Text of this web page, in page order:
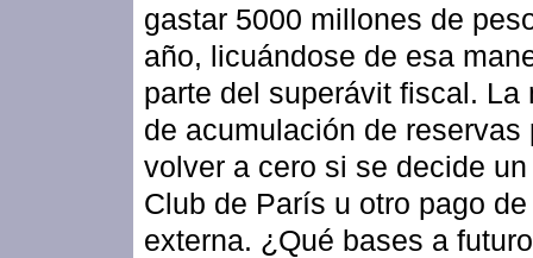
gastar 5000 millones de
año, licuándose de esa
parte del superávit fiscal. La
de acumulación de reservas
volver a cero si se decide
Club de París u otro pago
externa. ¿Qué bases a